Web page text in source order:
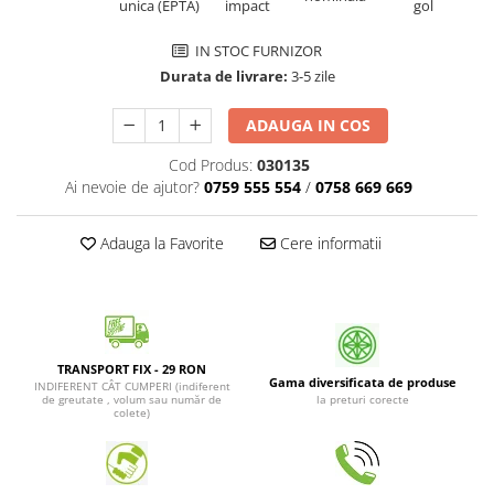
Patrunjel de frunza
Patrunjel de radacina
Seminte de broccoli
Seminte de conopida
Leustean
Seminte de morcov
Seminte telina de radacina
Seminte de spanac
Surubelnite pneumatice
Pistoale pentru capse si pentru
Scule pentru constructii
Scule VDE
Set tubulare
Biti si duze
Tarozi, filiere si capete de
Dalti si poansoane cu litere si
numere
Lanterne si lampi frontale
Echipament de protectie
IN STOC FURNIZOR
Durata de livrare: 3-5 zile
ADAUGA IN COS
Cod Produs: 030135
Ai nevoie de ajutor? 0759 555 554 / 0758 669 669
Adauga la Favorite Cere informatii
TRANSPORT FIX - 29 RON
INDIFERENT CÂT CUMPERI (indiferent
de greutate , volum sau număr de
colete)
Gama diversificata de produse
la preturi corecte